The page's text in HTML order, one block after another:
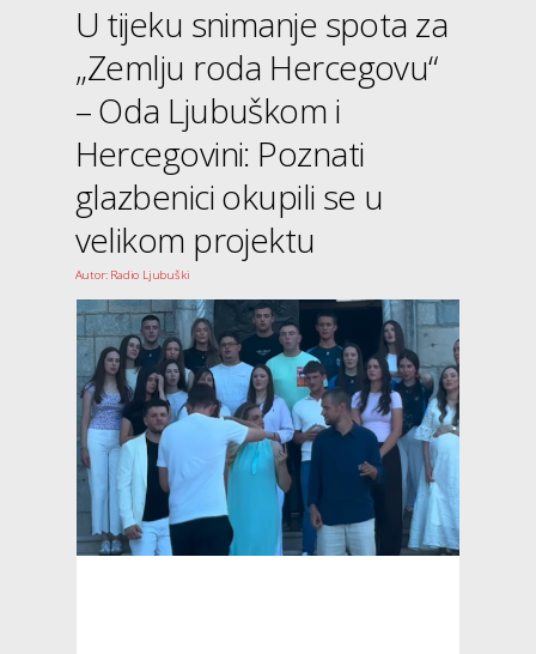
U tijeku snimanje spota za
„Zemlju roda Hercegovu“
– Oda Ljubuškom i
Hercegovini: Poznati
glazbenici okupili se u
velikom projektu
Autor: Radio Ljubuški